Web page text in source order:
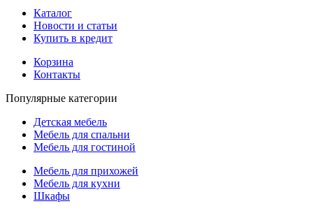
Каталог
Новости и статьи
Купить в кредит
Корзина
Контакты
Популярные категории
Детская мебель
Мебель для спальни
Мебель для гостиной
Мебель для прихожей
Мебель для кухни
Шкафы